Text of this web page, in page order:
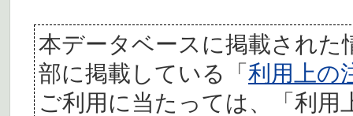
本データベースに掲載された
部に掲載している「利用上の
ご利用に当たっては、「利